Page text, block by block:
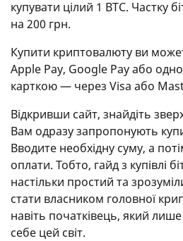
купувати цілий 1 BTC. Частку
на 200 грн.
Купити криптовалюту ви
Apple Pay, Google Pay або
карткою — через Visa або
Відкривши сайт, знайдіть
Вам одразу запропонують
Вводите необхідну суму, а
оплати. Тобто, гайд з купівлі
настільки простий та
стати власником головної
навіть початківець, який
себе цей світ.